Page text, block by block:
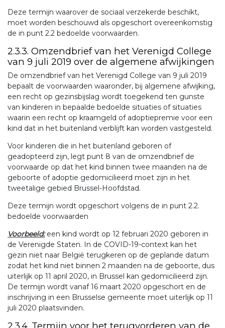
Deze termijn waarover de sociaal verzekerde beschikt,
moet worden beschouwd als opgeschort overeenkomstig
de in punt 2.2 bedoelde voorwaarden.
2.3.3. Omzendbrief van het Verenigd College
van 9 juli 2019 over de algemene afwijkingen
De omzendbrief van het Verenigd College van 9 juli 2019
bepaalt de voorwaarden waaronder, bij algemene afwijking,
een recht op gezinsbijslag wordt toegekend ten gunste
van kinderen in bepaalde bedoelde situaties of situaties
waarin een recht op kraamgeld of adoptiepremie voor een
kind dat in het buitenland verblijft kan worden vastgesteld.
Voor kinderen die in het buitenland geboren of
geadopteerd zijn, legt punt 8 van de omzendbrief de
voorwaarde op dat het kind binnen twee maanden na de
geboorte of adoptie gedomicilieerd moet zijn in het
tweetalige gebied Brussel-Hoofdstad.
Deze termijn wordt opgeschort volgens de in punt 2.2.
bedoelde voorwaarden
Voorbeeld:een kind wordt op 12 februari 2020 geboren in
de Verenigde Staten. In de COVID-19-context kan het
gezin niet naar België terugkeren op de geplande datum
zodat het kind niet binnen 2 maanden na de geboorte, dus
uiterlijk op 11 april 2020, in Brussel kan gedomicilieerd zijn.
De termijn wordt vanaf 16 maart 2020 opgeschort en de
inschrijving in een Brusselse gemeente moet uiterlijk op 11
juli 2020 plaatsvinden.
2.3.4. Termijn voor het terugvorderen van de